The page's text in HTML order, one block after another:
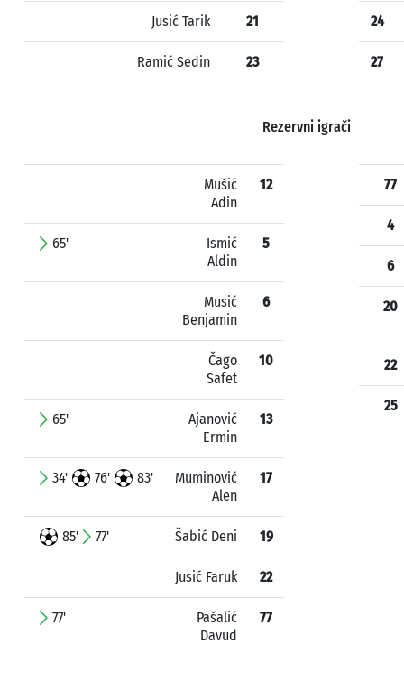
Jusić Tarik 21
Ramić Sedin 23
24
27
Rezervni igrači
Mušić
Adin
12
65'
Ismić
Aldin
5
Musić
Benjamin
6
Čago
Safet
10
65'
Ajanović
Ermin
13
34' 76' 83'
Muminović
Alen
17
85' 77' Šabić Deni 19
Jusić Faruk 22
77'
Pašalić
Davud
77
77
4
6
20
22
25